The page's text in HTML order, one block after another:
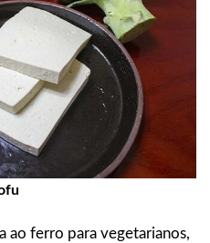
ao ferro para vegetarianos,